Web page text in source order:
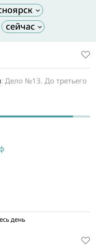
: Дело №13. До третьего
день